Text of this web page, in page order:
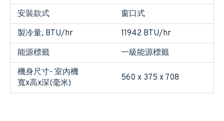
安裝款式
窗口式
製冷量, BTU/hr
11942 BTU/hr
能源標籤
一級能源標籤
機身尺寸- 室內機
寬x高x深(毫米)
560 x 375 x 708